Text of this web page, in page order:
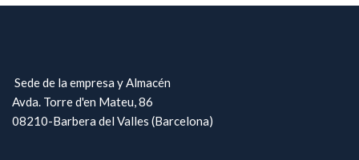
Sede de la empresa y Almacén
Avda. Torre d'en Mateu, 86
08210-Barbera del Valles (Barcelona)